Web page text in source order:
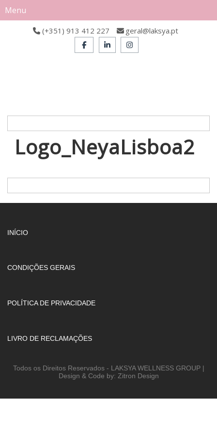
Menu
(+351) 913 412 227 geral@laksya.pt
Logo_NeyaLisboa2
INÍCIO
CONDIÇÕES GERAIS
POLÍTICA DE PRIVACIDADE
LIVRO DE RECLAMAÇÕES
Todos os Direitos Reservados - LAKSYA WELLNESS GROUP |
Design & Code by: Zitron Design